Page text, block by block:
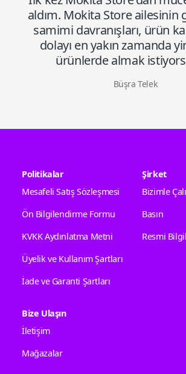
aldım. Mokita Store ailesinin
samimi davranışları, ürün
dolayı en yakın zamanda
ürünlerde almak
Büşra Telek
Politikalar
Mesafeli Satış Sözleşmesi
Ön Bilgilendirme Formu
KVKK Aydınlatma Metni
Üyelik ve Kullanım Şartları
İade ve Garanti Şartları
Şirket
Bizimle
Basın
Resmi
Bize Ulaşın
İletişim
Mağazalar